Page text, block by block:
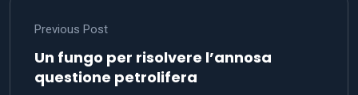
Previous Post
Un fungo per risolvere l’annosa
questione petrolifera